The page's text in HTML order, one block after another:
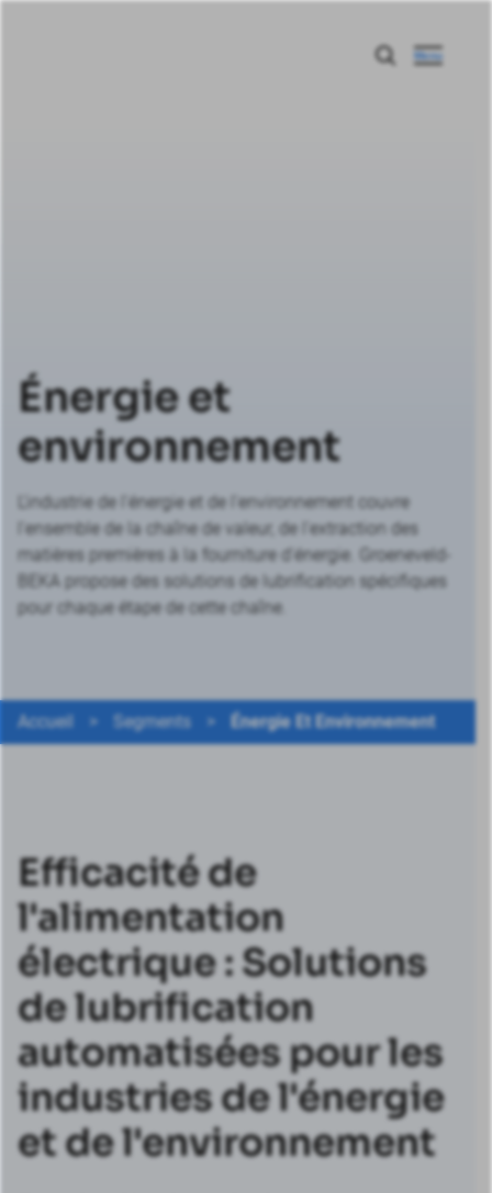
Menu
Énergie et
environnement
L'industrie de l'énergie et de l'environnement couvre
l'ensemble de la chaîne de valeur, de l'extraction des
matières premières à la fourniture d'énergie. Groeneveld-
BEKA propose des solutions de lubrification spécifiques
pour chaque étape de cette chaîne.
Accueil > Segments > Énergie Et Environnement
Efficacité de
l'alimentation
électrique : Solutions
de lubrification
automatisées pour les
industries de l'énergie
et de l'environnement